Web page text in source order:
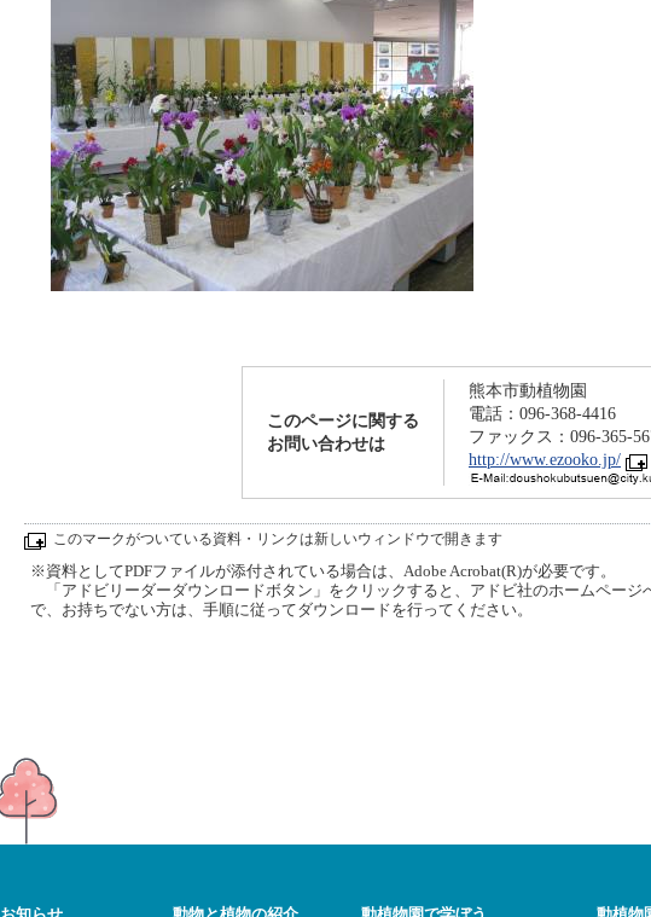
このページに関する
お問い合わせは
熊本市動植物園
電話：096-368-4416
ファックス：096-365-
http://www.ezooko.jp/
このマークがついている資料・リンクは新しいウィンドウで開きます
※資料としてPDFファイルが添付されている場合は、Adobe Acrobat(R)が必要です。
「アドビリーダーダウンロードボタン」をクリックすると、アドビ社のホームページ
で、お持ちでない方は、手順に従ってダウンロードを行ってください。